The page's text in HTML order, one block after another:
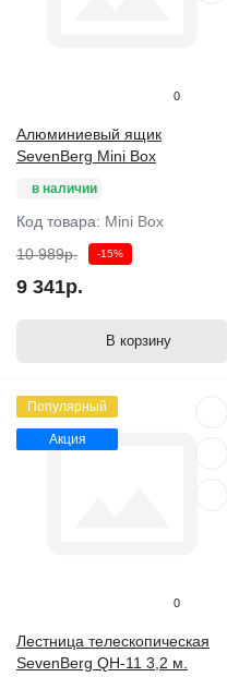
0
Алюминиевый ящик
SevenBerg Mini Box
в наличии
Код товара: Mini Box
10 989р.
-15%
9 341р.
В корзину
Популярный
Акция
0
Лестница телескопическая
SevenBerg QH-11 3,2 м.